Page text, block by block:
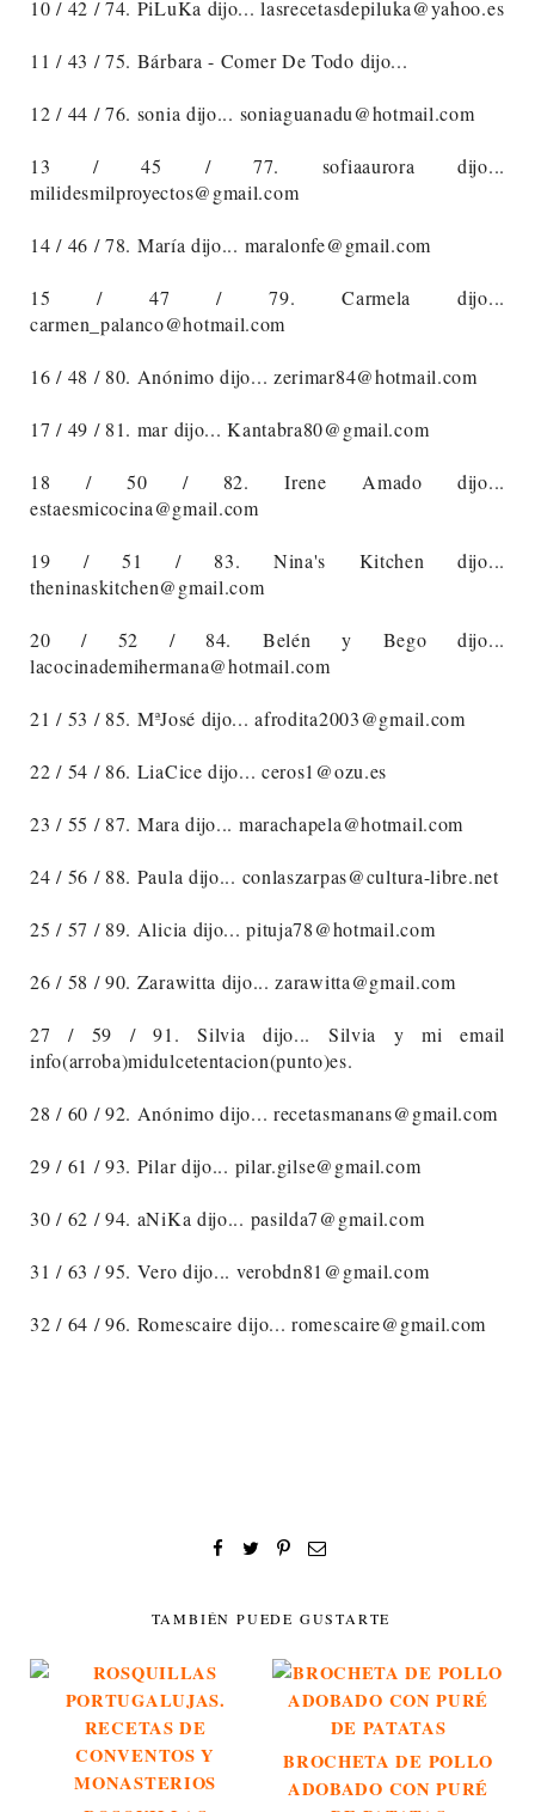
10 / 42 / 74. PiLuKa dijo... lasrecetasdepiluka@yahoo.es
11 / 43 / 75. Bárbara - Comer De Todo dijo...
12 / 44 / 76. sonia dijo... soniaguanadu@hotmail.com
13 / 45 / 77. sofiaaurora dijo...
milidesmilproyectos@gmail.com
14 / 46 / 78. María dijo... maralonfe@gmail.com
15 / 47 / 79. Carmela dijo...
carmen_palanco@hotmail.com
16 / 48 / 80. Anónimo dijo... zerimar84@hotmail.com
17 / 49 / 81. mar dijo... Kantabra80@gmail.com
18 / 50 / 82. Irene Amado dijo...
estaesmicocina@gmail.com
19 / 51 / 83. Nina's Kitchen dijo...
theninaskitchen@gmail.com
20 / 52 / 84. Belén y Bego dijo...
lacocinademihermana@hotmail.com
21 / 53 / 85. MªJosé dijo... afrodita2003@gmail.com
22 / 54 / 86. LiaCice dijo... ceros1@ozu.es
23 / 55 / 87. Mara dijo... marachapela@hotmail.com
24 / 56 / 88. Paula dijo... conlaszarpas@cultura-libre.net
25 / 57 / 89. Alicia dijo... pituja78@hotmail.com
26 / 58 / 90. Zarawitta dijo... zarawitta@gmail.com
27 / 59 / 91. Silvia dijo... Silvia y mi email
info(arroba)midulcetentacion(punto)es.
28 / 60 / 92. Anónimo dijo... recetasmanans@gmail.com
29 / 61 / 93. Pilar dijo... pilar.gilse@gmail.com
30 / 62 / 94. aNiKa dijo... pasilda7@gmail.com
31 / 63 / 95. Vero dijo... verobdn81@gmail.com
32 / 64 / 96. Romescaire dijo... romescaire@gmail.com
TAMBIÉN PUEDE GUSTARTE
BROCHETA DE POLLO
ADOBADO CON PURÉ